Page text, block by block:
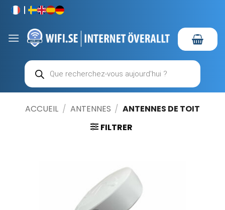
Passer
contenu
Recherche
de
produits
ACCUEIL / ANTENNES / ANTENNES DE TOIT
FILTRER